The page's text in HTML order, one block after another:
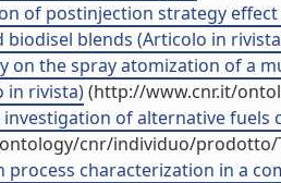
of postinjection strategy
blends (Articolo in
on the spray atomization of a
in rivista)(http://www.cnr.it/
of alternative
cnr/individuo/prodotto/
process characterization in a